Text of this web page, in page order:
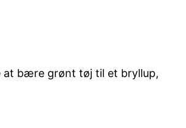
at bære grønt tøj til et bryllup,